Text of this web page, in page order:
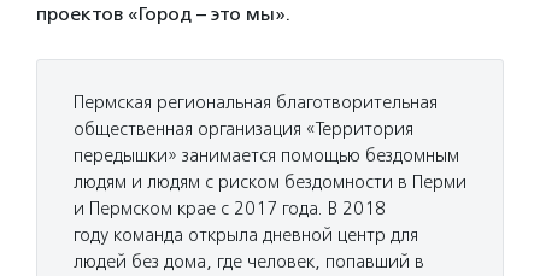
проектов «Город – это мы».
Пермская региональная благотворительная
общественная организация «Территория
передышки» занимается помощью бездомным
людям и людям с риском бездомности в Перми
и Пермском крае с 2017 года. В 2018
году команда открыла дневной центр для
людей без дома, где человек, попавший в